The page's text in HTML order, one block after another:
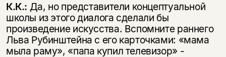
К.К.: Да, но представители концептуальной
школы из этого диалога сделали бы
произведение искусства. Вспомните раннего
Льва Рубинштейна с его карточками: «мама
мыла раму», «папа купил телевизор» -